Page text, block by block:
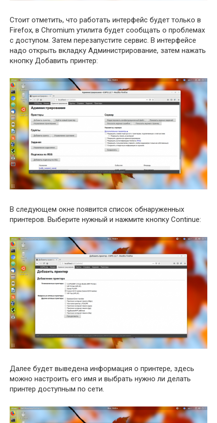
Стоит отметить, что работать интерфейс будет только в
Firefox, в Chromium утилита будет сообщать о проблемах
с доступом. Затем перезапустите сервис. В интерфейсе
надо открыть вкладку Администрирование, затем нажать
кнопку Добавить принтер:
В следующем окне появится список обнаруженных
принтеров. Выберите нужный и нажмите кнопку Continue:
Далее будет выведена информация о принтере, здесь
можно настроить его имя и выбрать нужно ли делать
принтер доступным по сети.